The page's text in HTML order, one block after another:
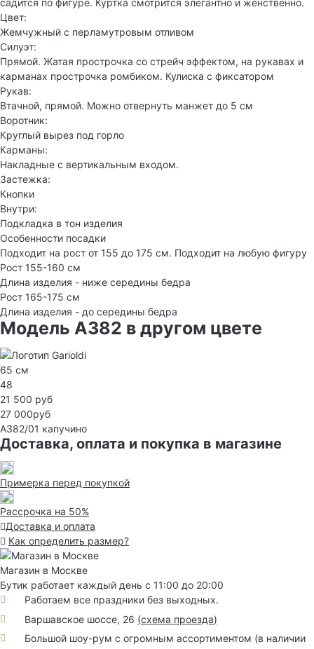
садится по фигуре. Куртка смотрится элегантно и женственно.
Цвет:
Жемчужный с перламутровым отливом
Силуэт:
Прямой. Жатая прострочка со стрейч эффектом, на рукавах и
карманах прострочка ромбиком. Кулиска с фиксатором
Рукав:
Втачной, прямой. Можно отвернуть манжет до 5 см
Воротник:
Круглый вырез под горло
Карманы:
Накладные с вертикальным входом.
Застежка:
Кнопки
Внутри:
Подкладка в тон изделия
Особенности посадки
Подходит на рост от 155 до 175 см. Подходит на любую фигуру
Рост 155-160 см
Длина изделия - ниже середины бедра
Рост 165-175 см
Длина изделия - до середины бедра
Модель A382 в другом цвете
65 см
48
21 500 руб
27 000руб
A382/01 капучино
Доставка, оплата и покупка в магазине
Примерка перед покупкой
Рассрочка на 50%
Доставка и оплата
Как определить размер?
Магазин в Москве
Бутик работает каждый день с 11:00 до 20:00
Работаем все праздники без выходных.
Варшавское шоссе, 26 (схема проезда)
Большой шоу-рум с огромным ассортиментом (в наличии